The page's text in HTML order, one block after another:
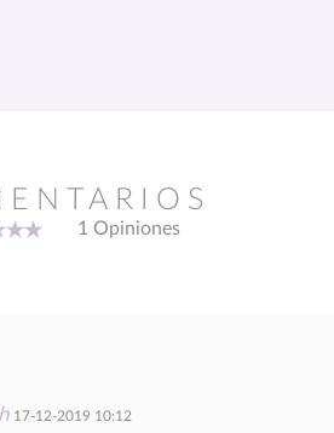
1 Opiniones
17-12-2019 10:12